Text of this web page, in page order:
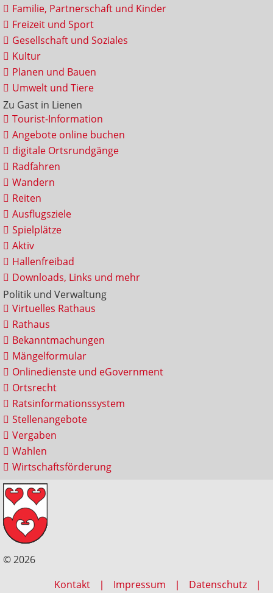
Familie, Partnerschaft und Kinder
Freizeit und Sport
Gesellschaft und Soziales
Kultur
Planen und Bauen
Umwelt und Tiere
Zu Gast in Lienen
Tourist-Information
Angebote online buchen
digitale Ortsrundgänge
Radfahren
Wandern
Reiten
Ausflugsziele
Spielplätze
Aktiv
Hallenfreibad
Downloads, Links und mehr
Politik und Verwaltung
Virtuelles Rathaus
Rathaus
Bekanntmachungen
Mängelformular
Onlinedienste und eGovernment
Ortsrecht
Ratsinformationssystem
Stellenangebote
Vergaben
Wahlen
Wirtschaftsförderung
© 2026
Kontakt
Impressum Datenschutz